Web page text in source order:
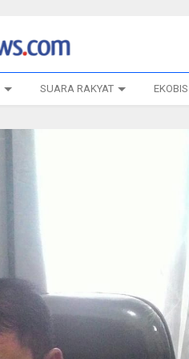
SUARA RAKYAT EKOBIS